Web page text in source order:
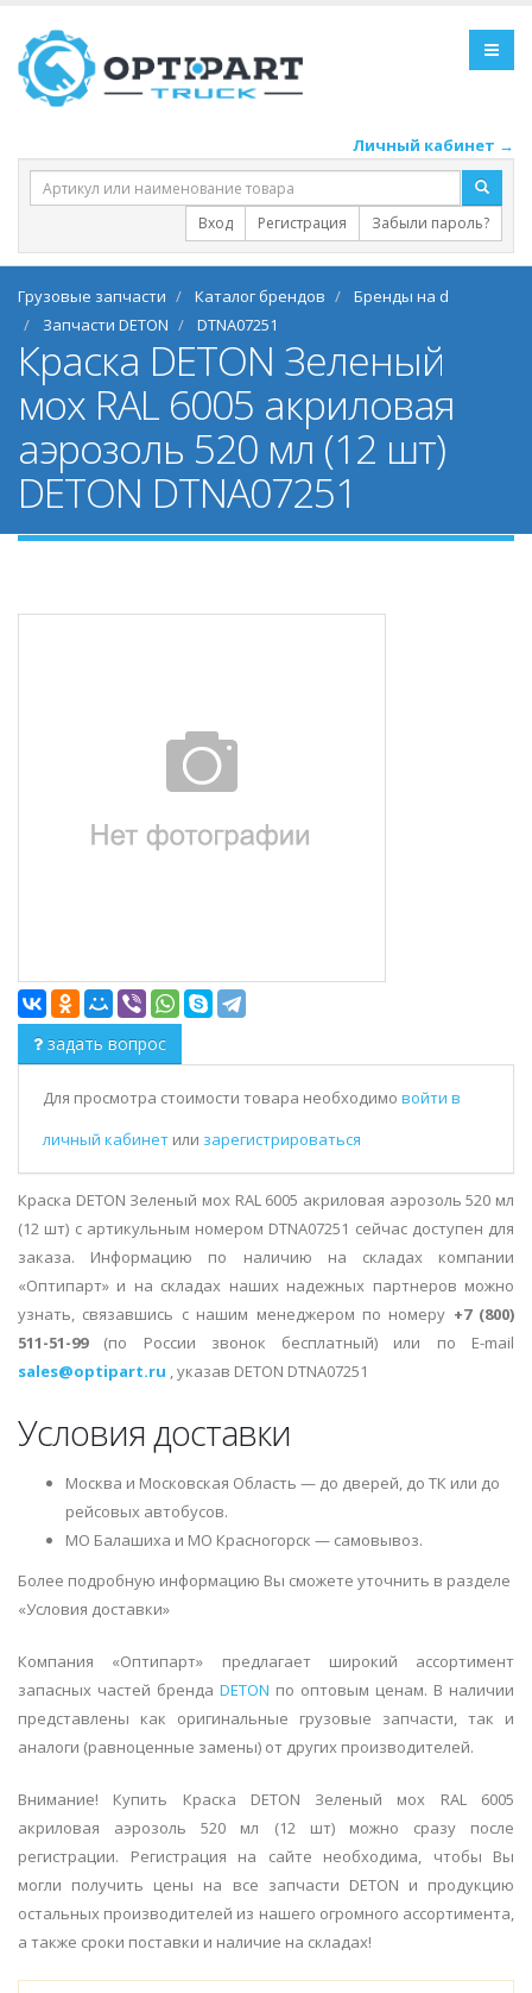
Личный кабинет →
Вход Регистрация Забыли пароль?
Грузовые запчасти Каталог брендов
Бренды на d
Запчасти DETON
DTNA07251
Краска DETON Зеленый
мох RAL 6005 акриловая
аэрозоль 520 мл (12 шт)
DETON DTNA07251
задать вопрос
Для просмотра стоимости товара необходимо войти в
личный кабинет или зарегистрироваться
Краска DETON Зеленый мох RAL 6005 акриловая аэрозоль 520 мл
(12 шт) с артикульным номером DTNA07251 сейчас доступен для
заказа. Информацию по наличию на складах компании
«Оптипарт» и на складах наших надежных партнеров можно
узнать, связавшись с нашим менеджером по номеру +7 (800)
511-51-99(по России звонок бесплатный) или по E-mail
sales@optipart.ru , указав DETON DTNA07251
Условия доставки
Москва и Московская Область — до дверей, до ТК или до
рейсовых автобусов.
МО Балашиха и МО Красногорск — самовывоз.
Более подробную информацию Вы сможете уточнить в разделе
«Условия доставки»
Компания «Оптипарт» предлагает широкий ассортимент
запасных частей бренда DETON по оптовым ценам. В наличии
представлены как оригинальные грузовые запчасти, так и
аналоги (равноценные замены) от других производителей.
Внимание! Купить Краска DETON Зеленый мох RAL 6005
акриловая аэрозоль 520 мл (12 шт) можно сразу после
регистрации. Регистрация на сайте необходима, чтобы Вы
могли получить цены на все запчасти DETON и продукцию
остальных производителей из нашего огромного ассортимента,
а также сроки поставки и наличие на складах!